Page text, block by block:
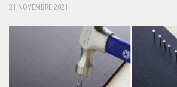
21 NOVEMBRE 2021